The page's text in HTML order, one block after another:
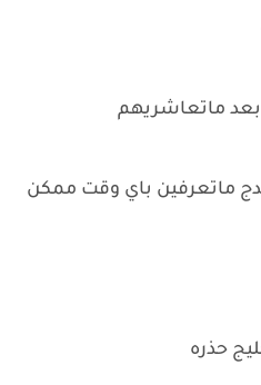
بعد ماتعاشريهم
ماتعرفين باي وقت ممكن
حذره